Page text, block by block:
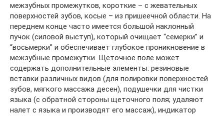
межзубных промежутков, короткие – с жевательных
поверхностей зубов, косые – из пришеечной области. На
переднем конце часто имеется большой наклонный
пучок (силовой выступ), который очищает “семерки” и
“восьмерки” и обеспечивает глубокое проникновение в
межзубные промежутки. Щеточное поле может
содержать дополнительные элементы: резиновые
вставки различных видов (для полировки поверхностей
зубов, мягкого массажа десен), подушечки для чистки
языка (с обратной стороны щеточного поля; удаляют
налет с языка и производят его массаж), индикатор